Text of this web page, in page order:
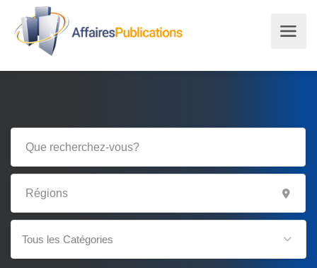
Tous les Catégories